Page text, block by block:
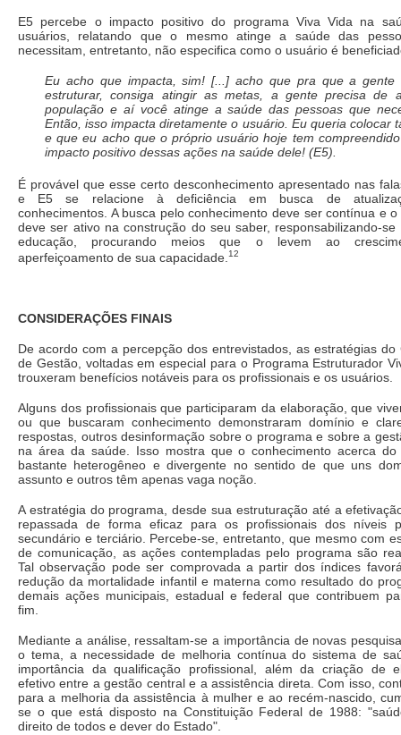
E5 percebe o impacto positivo do programa Viva Vida na
usuários, relatando que o mesmo atinge a saúde das
necessitam, entretanto, não especifica como o usuário é
Eu acho que impacta, sim! [...] acho que pra que a gente
estruturar, consiga atingir as metas, a gente precisa de
população e aí você atinge a saúde das pessoas que
Então, isso impacta diretamente o usuário. Eu queria colocar
e que eu acho que o próprio usuário hoje tem
impacto positivo dessas ações na saúde dele! (E5).
É provável que esse certo desconhecimento apresentado nas
e E5 se relacione à deficiência em busca de
conhecimentos. A busca pelo conhecimento deve ser contínua e
deve ser ativo na construção do seu saber, responsabilizando-se
educação, procurando meios que o levem ao
aperfeiçoamento de sua capacidade. 12
CONSIDERAÇÕES FINAIS
De acordo com a percepção dos entrevistados, as estratégias do
de Gestão, voltadas em especial para o Programa Estruturador
trouxeram benefícios notáveis para os profissionais e os usuários.
Alguns dos profissionais que participaram da elaboração, que
ou que buscaram conhecimento demonstraram domínio e
respostas, outros desinformação sobre o programa e sobre a
na área da saúde. Isso mostra que o conhecimento acerca
bastante heterogêneo e divergente no sentido de que uns
assunto e outros têm apenas vaga noção.
A estratégia do programa, desde sua estruturação até a
repassada de forma eficaz para os profissionais dos níveis
secundário e terciário. Percebe-se, entretanto, que mesmo com
de comunicação, as ações contempladas pelo programa são
Tal observação pode ser comprovada a partir dos índices
redução da mortalidade infantil e materna como resultado do
demais ações municipais, estadual e federal que contribuem
fim.
Mediante a análise, ressaltam-se a importância de novas
o tema, a necessidade de melhoria contínua do sistema de
importância da qualificação profissional, além da criação de
efetivo entre a gestão central e a assistência direta. Com isso,
para a melhoria da assistência à mulher e ao recém-nascido,
se o que está disposto na Constituição Federal de 1988:
direito de todos e dever do Estado".